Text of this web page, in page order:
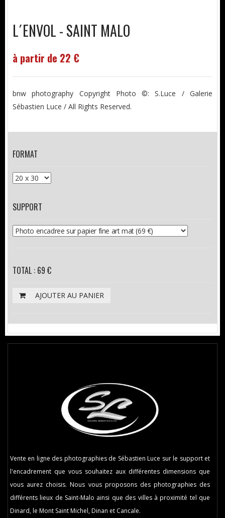
L´ENVOL - SAINT MALO
à partir de 22 €
bnw photography Copyright Photo ©: S.Luce / Galerie
Sébastien Luce / All Rights Reserved.
FORMAT
SUPPORT
TOTAL : 69 €
AJOUTER AU PANIER
Vente en ligne des photographies de Sébastien Luce sur le support et
l'encadrement que vous souhaitez aux différentes dimensions que
vous aurez choisis. Nous vous proposons des photographies des
différents lieux de Saint-Malo ainsi que des villes à proximité tel que
Dinard, le Mont Saint Michel, Dinan et Cancale.